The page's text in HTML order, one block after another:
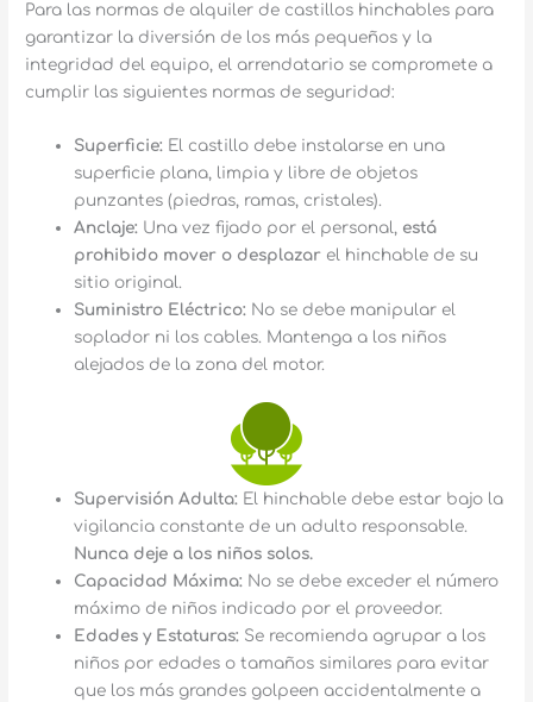
Para las normas de alquiler de castillos hinchables para
garantizar la diversión de los más pequeños y la
integridad del equipo, el arrendatario se compromete a
cumplir las siguientes normas de seguridad:
Superficie: El castillo debe instalarse en una
superficie plana, limpia y libre de objetos
punzantes (piedras, ramas, cristales).
Anclaje: Una vez fijado por el personal, está
prohibido mover o desplazar el hinchable de su
sitio original.
Suministro Eléctrico: No se debe manipular el
soplador ni los cables. Mantenga a los niños
alejados de la zona del motor.
Supervisión Adulta: El hinchable debe estar bajo la
vigilancia constante de un adulto responsable.
Nunca deje a los niños solos.
Capacidad Máxima: No se debe exceder el número
máximo de niños indicado por el proveedor.
Edades y Estaturas: Se recomienda agrupar a los
niños por edades o tamaños similares para evitar
que los más grandes golpeen accidentalmente a